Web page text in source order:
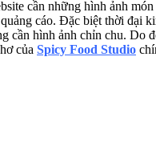
cần những hình ảnh
cáo. Đặc biệt thời đại
cần hình ảnh chỉn chu. Do
của Spicy Food Studio